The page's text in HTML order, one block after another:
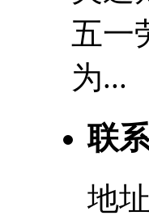
五一
为...
联
地